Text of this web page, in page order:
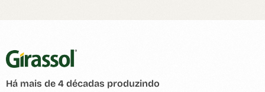
Há mais de 4 décadas produzindo